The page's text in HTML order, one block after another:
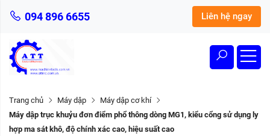
094 896 6655 Liên hệ ngay
Trang chủ Máy dập
Máy dập cơ khí
Máy dập trục khuỷu đơn điểm phổ thông dòng MG1, kiểu cổng sử dụng ly
hợp ma sát khô, độ chính xác cao, hiệu suất cao